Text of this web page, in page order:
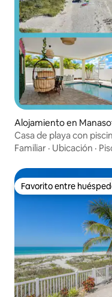
Alojamiento en
Casa de playa con
Familiar · Ubicación ·
Favorito entre
Favorito entre